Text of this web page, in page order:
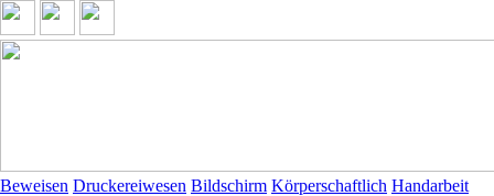
Beweisen Druckereiwesen Bildschirm Körperschaftlich Handarbeit